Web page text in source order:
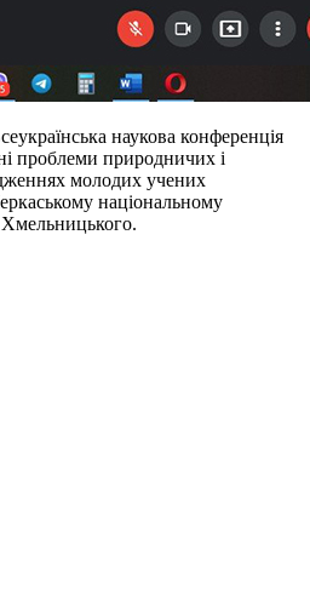
наукова конференція
проблеми природничих і
молодих учених
національному
Хмельницького.